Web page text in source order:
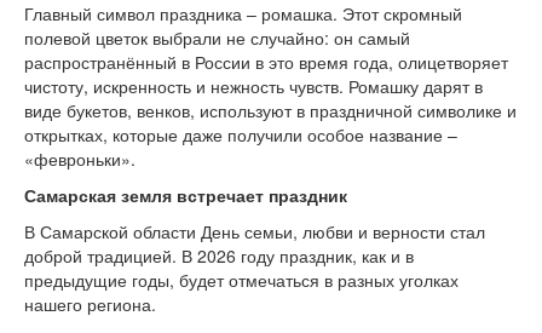
Главный символ праздника – ромашка. Этот скромный
полевой цветок выбрали не случайно: он самый
распространённый в России в это время года, олицетворяет
чистоту, искренность и нежность чувств. Ромашку дарят в
виде букетов, венков, используют в праздничной символике и
открытках, которые даже получили особое название –
«февроньки».
Самарская земля встречает праздник
В Самарской области День семьи, любви и верности стал
доброй традицией. В 2026 году праздник, как и в
предыдущие годы, будет отмечаться в разных уголках
нашего региона.